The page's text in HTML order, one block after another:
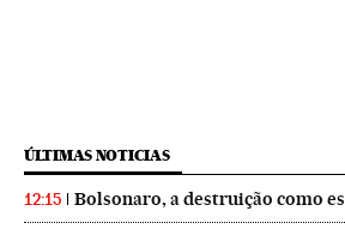
ÚLTIMAS NOTICIAS
12:15 Bolsonaro, a destruição como